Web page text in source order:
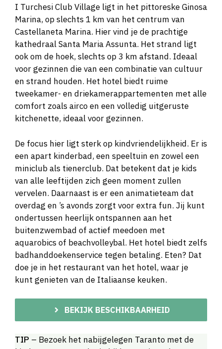
I Turchesi Club Village ligt in het pittoreske Ginosa
Marina, op slechts 1 km van het centrum van
Castellaneta Marina. Hier vind je de prachtige
kathedraal Santa Maria Assunta. Het strand ligt
ook om de hoek, slechts op 3 km afstand. Ideaal
voor gezinnen die van een combinatie van cultuur
en strand houden. Het hotel biedt ruime
tweekamer- en driekamerappartementen met alle
comfort zoals airco en een volledig uitgeruste
kitchenette, ideaal voor gezinnen.
De focus hier ligt sterk op kindvriendelijkheid. Er is
een apart kinderbad, een speeltuin en zowel een
miniclub als tienerclub. Dat betekent dat je kids
van alle leeftijden zich geen moment zullen
vervelen. Daarnaast is er een animatieteam dat
overdag en ’s avonds zorgt voor extra fun. Jij kunt
ondertussen heerlijk ontspannen aan het
buitenzwembad of actief meedoen met
aquarobics of beachvolleybal. Het hotel biedt zelfs
badhanddoekenservice tegen betaling. Eten? Dat
doe je in het restaurant van het hotel, waar je
kunt genieten van de Italiaanse keuken.
BEKIJK BESCHIKBAARHEID
TIP – Bezoek het nabijgelegen Taranto met de